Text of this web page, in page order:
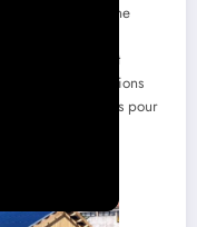
crée une
au-delà de
s’alignent
des émissions
pris par les pays pour